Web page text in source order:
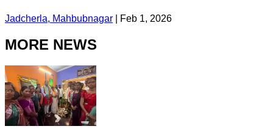
Jadcherla, Mahbubnagar Feb 1, 2026
MORE NEWS